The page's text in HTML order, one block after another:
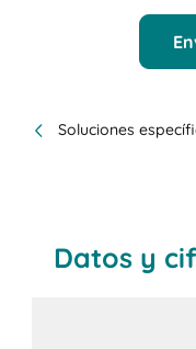
Soluciones
Datos y